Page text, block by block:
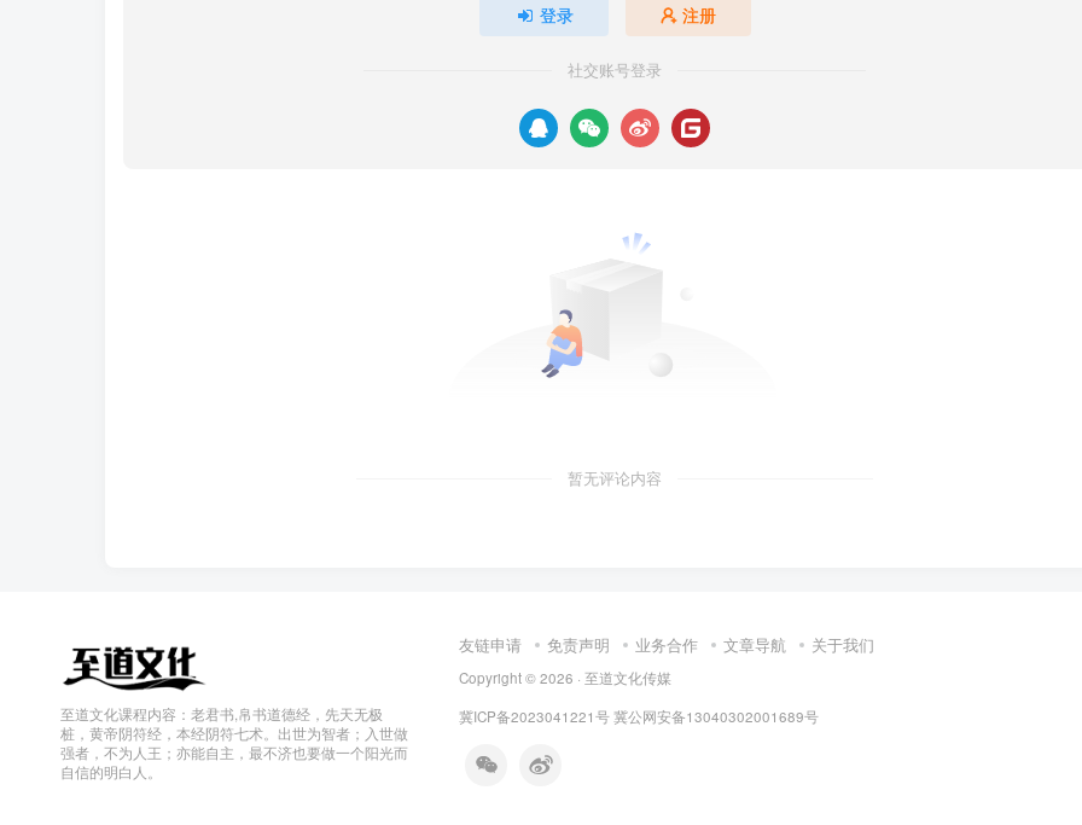
登录 注册
社交账号登录
暂无评论内容
至道文化课程内容：老君书,帛书道德经，先天无极
桩，黄帝阴符经，本经阴符七术。出世为智者；入世做
强者，不为人王；亦能自主，最不济也要做一个阳光而
自信的明白人。
友链申请 免责声明 业务合作 文章导航 关于我们
Copyright © 2026 · 至道文化传媒
冀ICP备2023041221号冀公网安备13040302001689号